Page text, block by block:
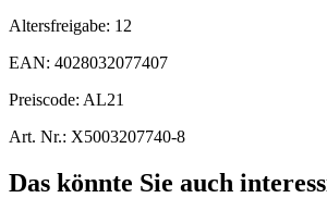
Altersfreigabe: 12
EAN: 4028032077407
Preiscode: AL21
Art. Nr.: X5003207740-8
Das könnte Sie auch